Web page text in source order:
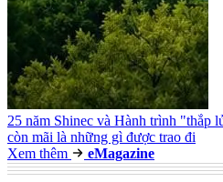
25 năm Shinec và Hành trình "thắp
còn mãi là những gì được trao đi
Xem thêm
eMagazine